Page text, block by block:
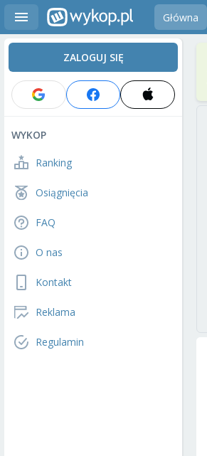
Główna
ZALOGUJ SIĘ
WYKOP
Ranking
Osiągnięcia
FAQ
O nas
Kontakt
Reklama
Regulamin